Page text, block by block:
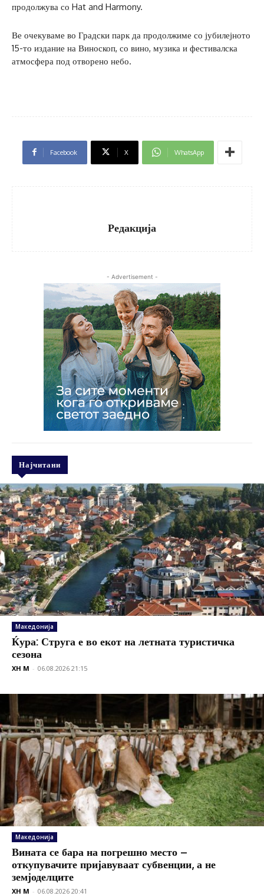
продолжува со Hat and Harmony.
Ве очекуваме во Градски парк да продолжиме со јубилејното
15-то издание на Виноскоп, со вино, музика и фестивалска
атмосфера под отворено небо.
Facebook X WhatsApp
Редакција
- Advertisement -
Најчитани
Македонија
Ќура: Струга е во екот на летната туристичка
сезона
XH M - 06.08.2026 21:15
Македонија
Вината се бара на погрешно место –
откупувачите пријавуваат субвенции, а не
земјоделците
XH M - 06.08.2026 20:41